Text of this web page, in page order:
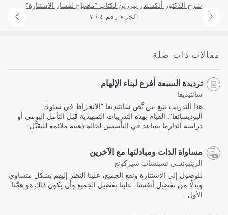
شرح الدكتور ألكسندر بيرزين لكتاب "مصباح لمسار الاستنارة"
الجزء رقم ٤ / ٧
مقالات ذات صلة
ترديدة السبعة أفرع لبناء الإلهام
شانتيديفا
هذا التدريب ينبع من نَّص شانتيديفا "الانخراط في سلوك
البوديساتفا". القيام بهذه التدريبات التمهيدية قبل التأمل اليومي أو
دراسة الدارما يساعد في التأسيس لحالة ذهنية ملائمة للتقبُّل.
مساواة الذات ومبادلتها مع الآخرين
الرينبوتشي تسينشاب سيركونغ
للوصول إلى اﻻستنارة ونفع الجميع، علينا النظر إليهم بشكل متساوي
وبدلًا من تفضيل أنفسنا، علينا تفضيل الجميع وأن يكون ذلك هو همَّنا
الأول.